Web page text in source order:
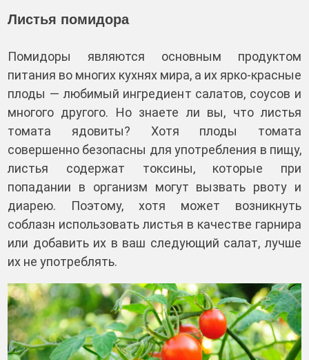
Листья помидора
Помидоры являются основным продуктом
питания во многих кухнях мира, а их ярко-красные
плоды — любимый ингредиент салатов, соусов и
многого другого. Но знаете ли вы, что листья
томата ядовиты? Хотя плоды томата
совершенно безопасны для употребления в пищу,
листья содержат токсины, которые при
попадании в организм могут вызвать рвоту и
диарею. Поэтому, хотя может возникнуть
соблазн использовать листья в качестве гарнира
или добавить их в ваш следующий салат, лучше
их не употреблять.